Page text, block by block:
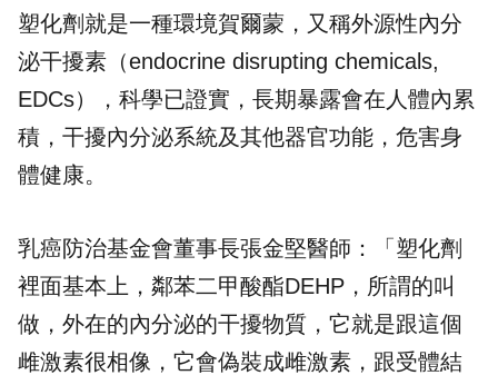
塑化劑就是一種環境賀爾蒙，又稱外源性內分
泌干擾素（endocrine disrupting chemicals,
EDCs），科學已證實，長期暴露會在人體內累
積，干擾內分泌系統及其他器官功能，危害身
體健康。
乳癌防治基金會董事長張金堅醫師：「塑化劑
裡面基本上，鄰苯二甲酸酯DEHP，所謂的叫
做，外在的內分泌的干擾物質，它就是跟這個
雌激素很相像，它會偽裝成雌激素，跟受體結